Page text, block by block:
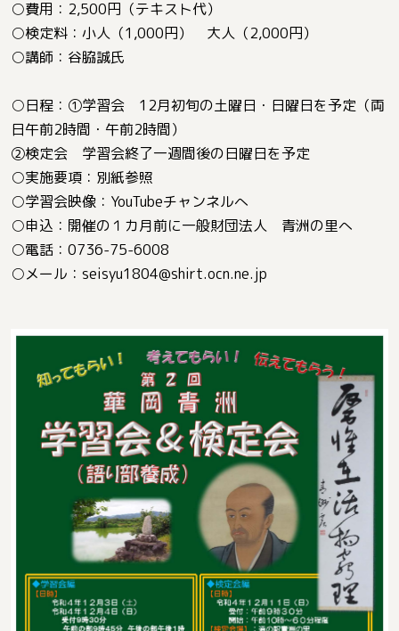
○費用：2,500円（テキスト代）
○検定料：小人（1,000円） 大人（2,000円）
○講師：谷脇誠氏
○日程：①学習会 12月初旬の土曜日・日曜日を予定（両
日午前2時間・午前2時間）
②検定会 学習会終了一週間後の日曜日を予定
○実施要項：別紙参照
○学習会映像：YouTubeチャンネルへ
○申込：開催の１カ月前に一般財団法人 青洲の里へ
○電話：0736-75-6008
○メール： seisyu1804@shirt.ocn.ne.jp